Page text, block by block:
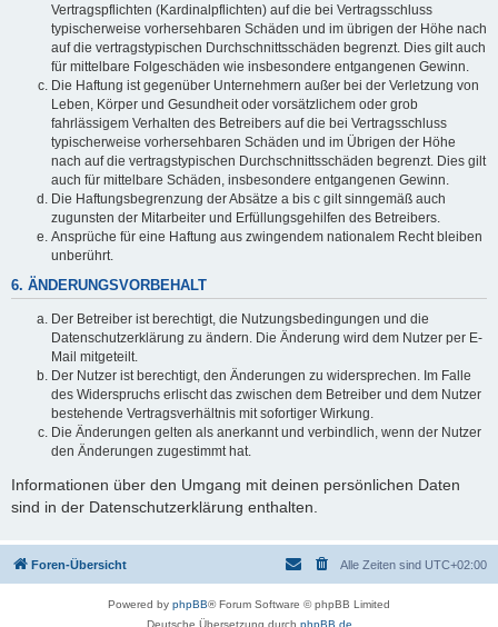
Vertragspflichten (Kardinalpflichten) auf die bei Vertragsschluss
typischerweise vorhersehbaren Schäden und im übrigen der Höhe nach
auf die vertragstypischen Durchschnittsschäden begrenzt. Dies gilt auch
für mittelbare Folgeschäden wie insbesondere entgangenen Gewinn.
Die Haftung ist gegenüber Unternehmern außer bei der Verletzung von
Leben, Körper und Gesundheit oder vorsätzlichem oder grob
fahrlässigem Verhalten des Betreibers auf die bei Vertragsschluss
typischerweise vorhersehbaren Schäden und im Übrigen der Höhe
nach auf die vertragstypischen Durchschnittsschäden begrenzt. Dies gilt
auch für mittelbare Schäden, insbesondere entgangenen Gewinn.
Die Haftungsbegrenzung der Absätze a bis c gilt sinngemäß auch
zugunsten der Mitarbeiter und Erfüllungsgehilfen des Betreibers.
Ansprüche für eine Haftung aus zwingendem nationalem Recht bleiben
unberührt.
6. ÄNDERUNGSVORBEHALT
Der Betreiber ist berechtigt, die Nutzungsbedingungen und die
Datenschutzerklärung zu ändern. Die Änderung wird dem Nutzer per E-
Mail mitgeteilt.
Der Nutzer ist berechtigt, den Änderungen zu widersprechen. Im Falle
des Widerspruchs erlischt das zwischen dem Betreiber und dem Nutzer
bestehende Vertragsverhältnis mit sofortiger Wirkung.
Die Änderungen gelten als anerkannt und verbindlich, wenn der Nutzer
den Änderungen zugestimmt hat.
Informationen über den Umgang mit deinen persönlichen Daten
sind in der Datenschutzerklärung enthalten.
Foren-Übersicht Alle Zeiten sind UTC+02:00
Powered by phpBB® Forum Software © phpBB Limited
Deutsche Übersetzung durch phpBB.de